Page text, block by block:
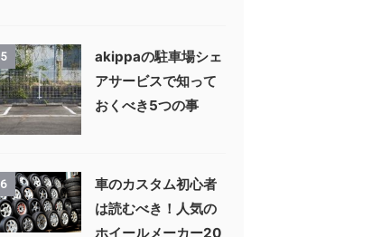
5
akippaの駐車場シェ
アサービスで知って
おくべき5つの事
6
車のカスタム初心者
は読むべき！人気の
ホイールメーカー20